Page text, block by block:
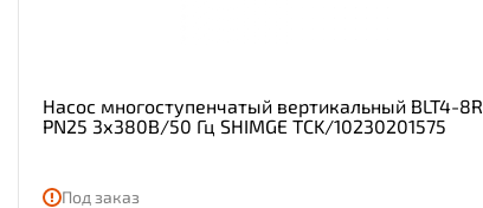
Насос многоступенчатый вертикальный BLT4-8R
PN25 3х380В/50 Гц SHIMGE TCK/10230201575
Под заказ